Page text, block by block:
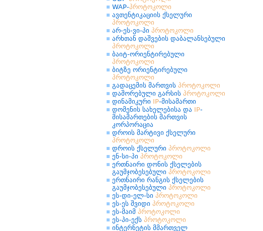
WAP-პროტოკოლი
ავთენტიკაციის ქსელური
პროტოკოლი
არ-ეს-ვი-პი პროტოკოლი
არხთან დაშვების დაბალანსებული
პროტოკოლი
ბაიტ-ორიენტირებული
პროტოკოლი
ბიტზე ორიენტირებული
პროტოკოლი
გადაცემის მართვის პროტოკოლი
დაშორებული გარსის პროტოკოლი
დინამიკური IP-მისამართი
დომენის სახელებისა და IP-
მისამართების მართვის
კორპორაცია
დროის მარტივი ქსელური
პროტოკოლი
დროის ქსელური პროტოკოლი
ენ-სი-პი პროტოკოლი
ერთნაირი დონის ქსელების
გაუმჯობესებული პროტოკოლი
ერთნაირი რანგის ქსელების
გაუმჯობესებული პროტოკოლი
ეს-დი-ელ-სი პროტოკოლი
ეს-ეს შვიდი პროტოკოლი
ეს-მაიმ პროტოკოლი
ეს-პი-ექს პროტოკოლი
ინტერნეტის მმართველ